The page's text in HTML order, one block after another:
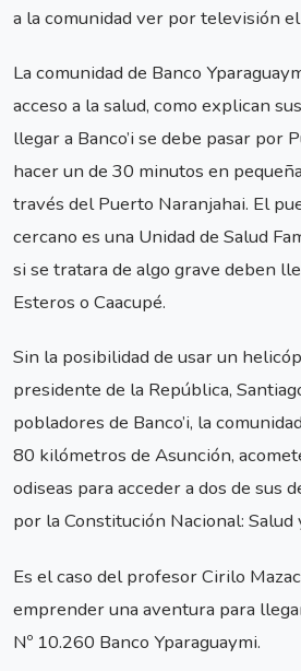
a la comunidad ver por televisión
La comunidad de Banco
acceso a la salud, como explican
llegar a Banco’i se debe pasar por
hacer un de 30 minutos en
través del Puerto Naranjahai. El
cercano es una Unidad de Salud
si se tratara de algo grave deben
Esteros o Caacupé.
Sin la posibilidad de usar un
presidente de la República,
pobladores de Banco’i, la
80 kilómetros de Asunción,
odiseas para acceder a dos de sus
por la Constitución Nacional: Salud
Es el caso del profesor Cirilo
emprender una aventura para
Nº 10.260 Banco Yparaguaymi.